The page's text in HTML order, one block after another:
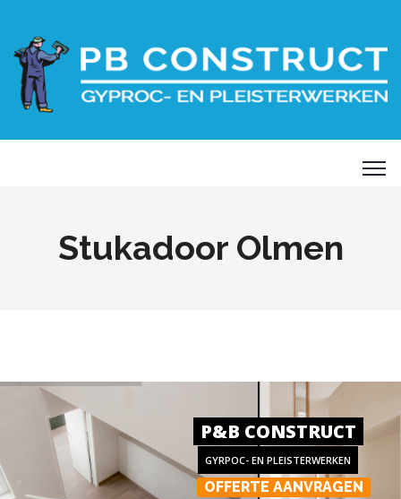
Stukadoor Olmen
P&B CONSTRUCT
GYRPOC- EN PLEISTERWERKEN
OFFERTE AANVRAGEN